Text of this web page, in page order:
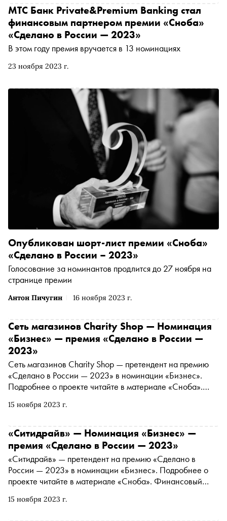
23 ноября 2023 г.
МТС Банк Private&Premium Banking стал
финансовым партнером премии «Сноба»
«Сделано в России — 2023»
В этом году премия вручается в 13 номинациях
Антон Пичугин 16 ноября 2023 г.
Опубликован шорт-лист премии «Сноба»
«Сделано в России – 2023»
Голосование за номинантов продлится до 27 ноября на
странице премии
15 ноября 2023 г.
Сеть магазинов Charity Shop — Номинация
«Бизнес» — премия «Сделано в России —
2023»
Сеть магазинов Charity Shop — претендент на премию
«Сделано в России — 2023» в номинации «Бизнес».
Подробнее о проекте читайте в материале «Сноба».
Premium&Private». Технологический партнер —
важных дел» — «Россия — страна возможностей»
15 ноября 2023 г.
«Ситидрайв» — Номинация «Бизнес» —
премия «Сделано в России — 2023»
«Ситидрайв» — претендент на премию «Сделано в
России — 2023» в номинации «Бизнес». Подробнее о
проекте читайте в материале «Сноба». Финансовый
Технологический партнер — «Аквариус». Партнер